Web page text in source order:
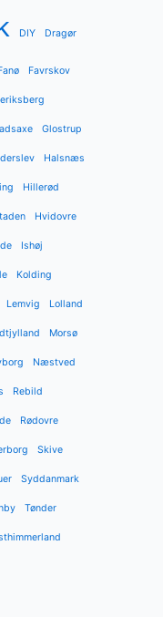
DIY Dragør
Favrskov
Glostrup
Halsnæs
Hillerød
Hvidovre
Ishøj
Kolding
Lemvig Lolland
Morsø
Næstved
Rebild
Rødovre
Skive
Syddanmark
Tønder